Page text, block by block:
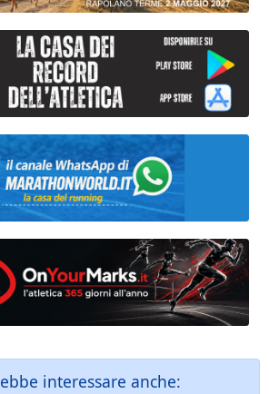
interessare anche: